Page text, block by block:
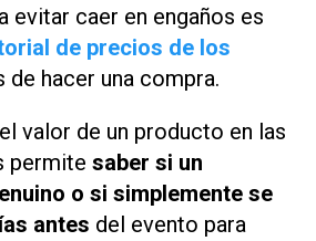
evitar caer en engaños es
de precios de los
de hacer una compra.
valor de un producto en las
permite saber si un
o si simplemente se
antes del evento para